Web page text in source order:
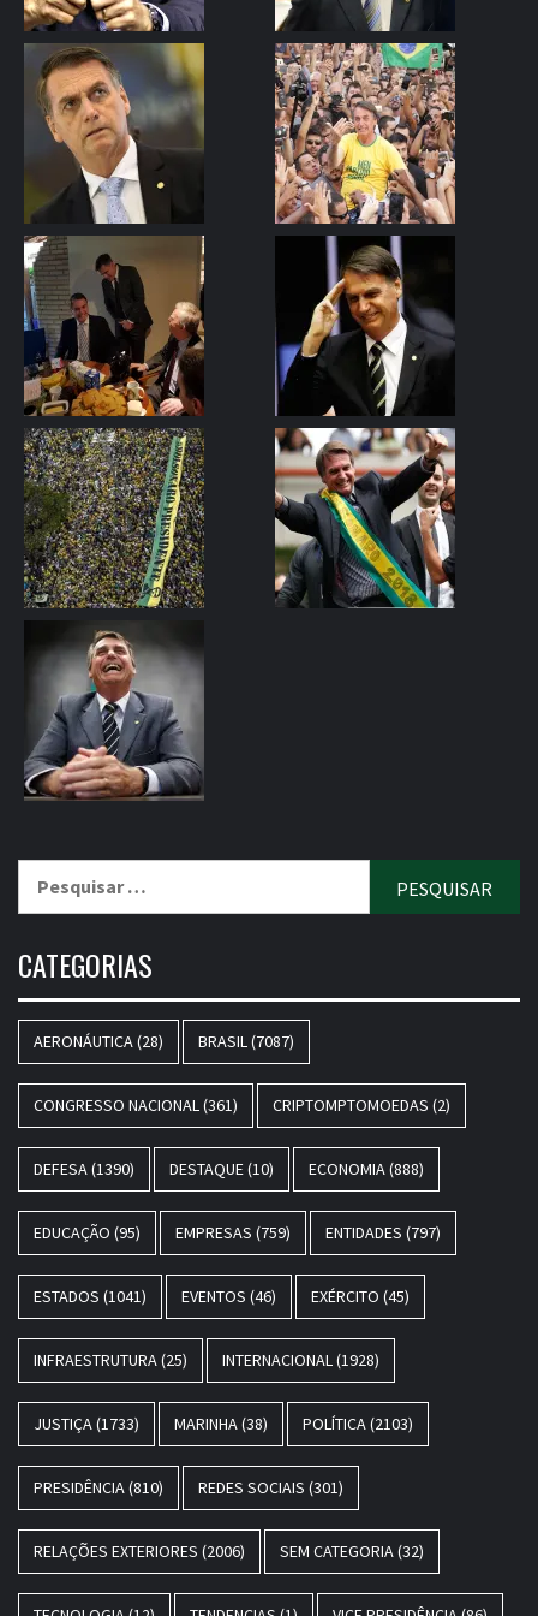
CATEGORIAS
AERONÁUTICA(28) BRASIL(7087)
CONGRESSO NACIONAL(361) CRIPTOMPTOMOEDAS (2)
DEFESA(1390) DESTAQUE(10) ECONOMIA(888)
EDUCAÇÃO (95) EMPRESAS (759) ENTIDADES (797)
ESTADOS (1041) EVENTOS (46) EXÉRCITO (45)
INFRAESTRUTURA(25) INTERNACIONAL(1928)
JUSTIÇA(1733) MARINHA(38) POLÍTICA(2103)
PRESIDÊNCIA(810) REDES SOCIAIS (301)
RELAÇÕES EXTERIORES (2006) SEM CATEGORIA(32)